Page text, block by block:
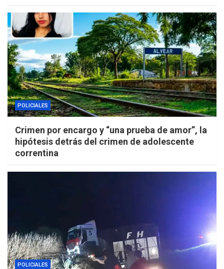
POLICIALES
Crimen por encargo y “una prueba de amor”, la
hipótesis detrás del crimen de adolescente
correntina
POLICIALES